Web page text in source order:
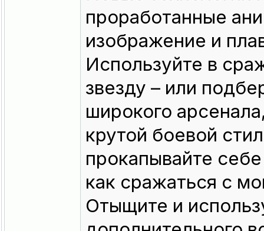
проработанные
изображение и
Используйте в
звезду – или
широкого
крутой боевой
прокапывайте
как сражаться с
Отыщите и